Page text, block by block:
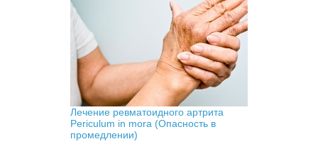
Лечение ревматоидного артрита
Periculum in mora (Опасность в
промедлении)